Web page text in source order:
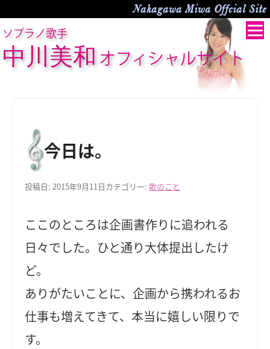
Nakagawa Miwa Offcial Site
ソプラノ歌手
中川美和 オフィシャルサイト
今日は。
投稿日:2015年9月11日カテゴリー:歌のこと
ここのところは企画書作りに追われる
日々でした。ひと通り大体提出したけ
ど。
ありがたいことに、企画から携われるお
仕事も増えてきて、本当に嬉しい限りで
す。